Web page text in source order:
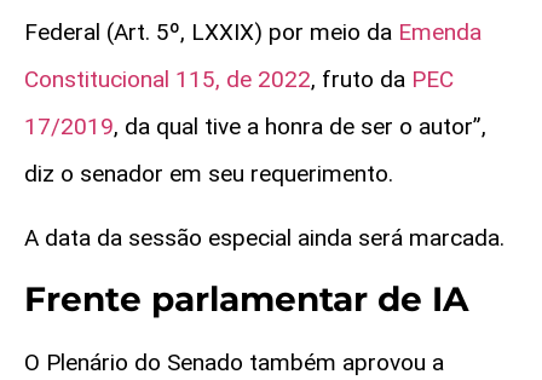
Federal (Art. 5º, LXXIX) por meio da Emenda
Constitucional 115, de 2022, fruto da PEC
17/2019, da qual tive a honra de ser o autor”,
diz o senador em seu requerimento.
A data da sessão especial ainda será marcada.
Frente parlamentar de IA
O Plenário do Senado também aprovou a